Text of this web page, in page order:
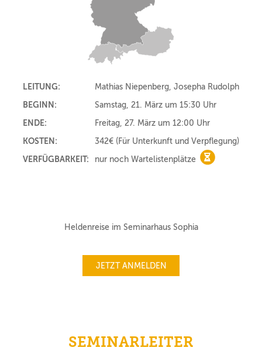
LEITUNG:
Mathias Niepenberg, Josepha Rudolph
BEGINN:
Samstag, 21. März um 15:30 Uhr
ENDE:
Freitag, 27. März um 12:00 Uhr
KOSTEN:
342€ (Für Unterkunft und Verpflegung)
VERFÜGBARKEIT:
nur noch Wartelistenplätze nur noch
Heldenreise im Seminarhaus Sophia
JETZT ANMELDEN
SEMINARLEITER